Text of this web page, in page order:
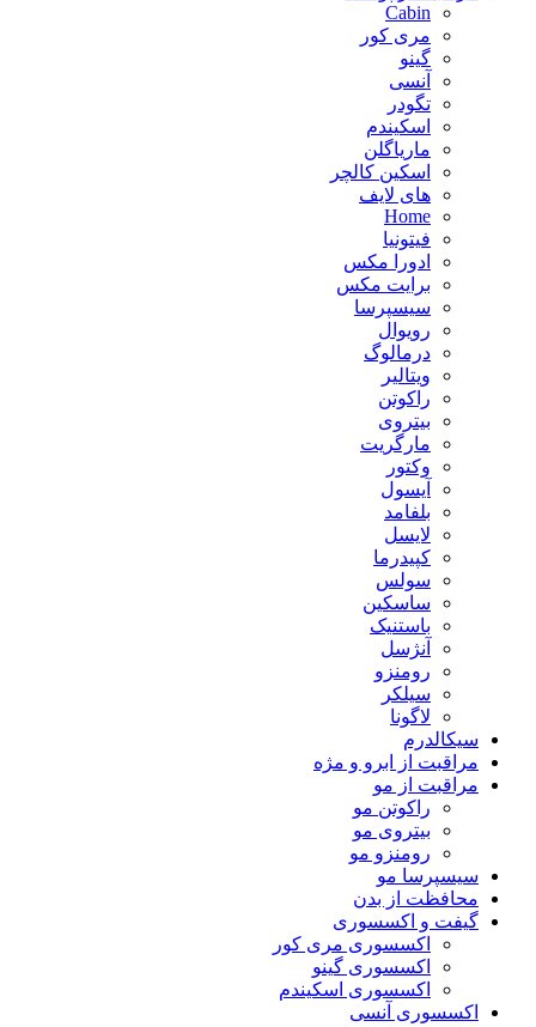
Cabin
مری کور
گینو
آنسی
تگودر
اسکیندم
ماریاگلن
اسکین کالچر
های لایف
Home
فیتونیا
ادورا مکس
برایت مکس
سیسپرسا
رویوال
درمالوگ
ویتالیر
راکوتن
بیتروی
مارگریت
وکتور
آیسول
بلفامد
لایسل
کپیدرما
سولس
ساسکین
باستنیک
آنژسل
رومنزو
سیلکر
لاگونا
سیکالدرم
مراقبت از ابرو و مژه
مراقبت از مو
راکوتن مو
بیتروی مو
رومنزو مو
سیسپرسا مو
محافظت از بدن
گیفت و اکسسوری
اکسسوری مری کور
اکسسوری گینو
اکسسوری اسکیندم
اکسسوری آنسی